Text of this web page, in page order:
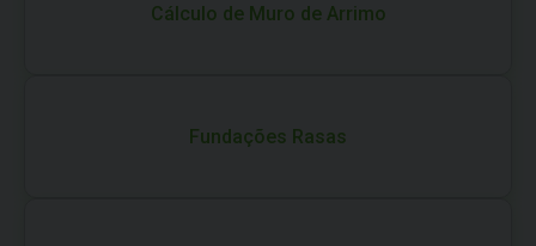
Cálculo de Muro de Arrimo
Fundações Rasas